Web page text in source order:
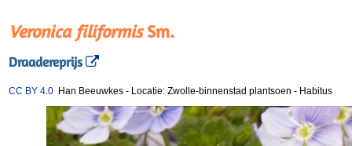
Veronica filiformisSm.
Draadereprijs
CC BY 4.0 Han Beeuwkes - Locatie: Zwolle-binnenstad plantsoen - Habitus